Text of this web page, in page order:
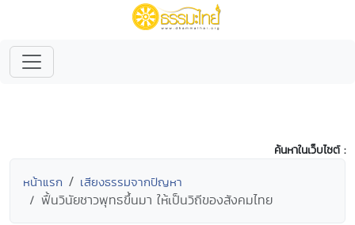
ค้นหาในเว็บไซต์ :
หน้าแรก เสียงธรรมจากปัญหา
ฟื้นวินัยชาวพุทธขึ้นมา ให้เป็นวิถีของสังคมไทย